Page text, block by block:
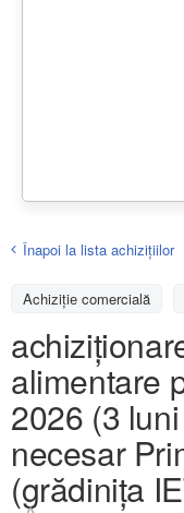
Înapoi la lista achiziţiilor
Achizițiе comercială
alimentare
2026 (3
necesar
(grădinița